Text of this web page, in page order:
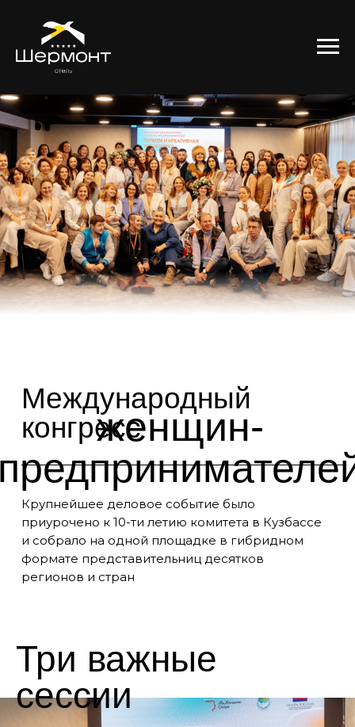
женщин-
Международный
конгресс
Крупнейшее деловое событие было
приурочено к 10-ти летию комитета в Кузбассе
и собрало на одной площадке в гибридном
формате представительниц десятков
регионов и стран
Три важные
сессии